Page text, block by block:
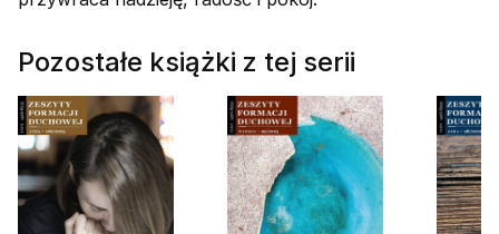
Pozostałe książki z tej serii